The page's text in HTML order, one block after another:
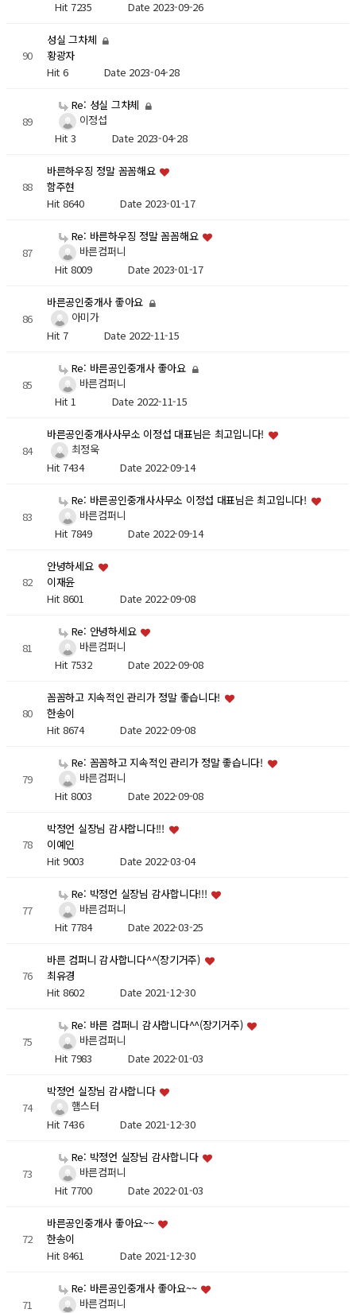
Hit 7235 Date 2023-09-26
90
성실 그차체
황광자
Hit 6 Date 2023-04-28
89
Re: 성실 그차체
이정섭
Hit 3 Date 2023-04-28
88
바른하우징 정말 꼼꼼해요
함주현
Hit 8640 Date 2023-01-17
87
Re: 바른하우징 정말 꼼꼼해요
바른컴퍼니
Hit 8009 Date 2023-01-17
86
바른공인중개사 좋아요
아미가
Hit 7 Date 2022-11-15
85
Re: 바른공인중개사 좋아요
바른컴퍼니
Hit 1 Date 2022-11-15
84
바른공인중개사사무소 이정섭 대표님은 최고입니다!
최정욱
Hit 7434 Date 2022-09-14
83
Re: 바른공인중개사사무소 이정섭 대표님은 최고입니다!
바른컴퍼니
Hit 7849 Date 2022-09-14
82
안녕하세요
이재윤
Hit 8601 Date 2022-09-08
81
Re: 안녕하세요
바른컴퍼니
Hit 7532 Date 2022-09-08
80
꼼꼼하고 지속적인 관리가 정말 좋습니다!
한송이
Hit 8674 Date 2022-09-08
79
Re: 꼼꼼하고 지속적인 관리가 정말 좋습니다!
바른컴퍼니
Hit 8003 Date 2022-09-08
78
박정언 실장님 감사합니다!!!
이예인
Hit 9003 Date 2022-03-04
77
Re: 박정언 실장님 감사합니다!!!
바른컴퍼니
Hit 7784 Date 2022-03-25
76
바른 컴퍼니 감사합니다^^(장기거주)
최유경
Hit 8602 Date 2021-12-30
75
Re: 바른 컴퍼니 감사합니다^^(장기거주)
바른컴퍼니
Hit 7983 Date 2022-01-03
74
박정언 실장님 감사합니다
햄스터
Hit 7436 Date 2021-12-30
73
Re: 박정언 실장님 감사합니다
바른컴퍼니
Hit 7700 Date 2022-01-03
72
바른공인중개사 좋아요~~
한송이
Hit 8461 Date 2021-12-30
71
Re: 바른공인중개사 좋아요~~
바른컴퍼니